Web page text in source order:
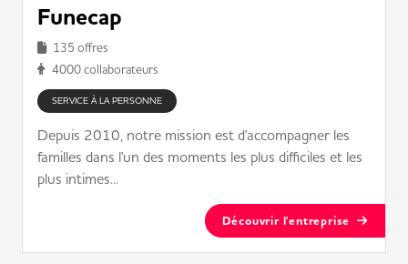
Funecap
135 offres
4000 collaborateurs
SERVICE À LA PERSONNE
Depuis 2010, notre mission est d'accompagner les
familles dans l'un des moments les plus difficiles et les
plus intimes...
Découvrir l'entreprise